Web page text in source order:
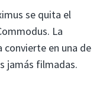
se quita el
La
en una de
jamás filmadas.